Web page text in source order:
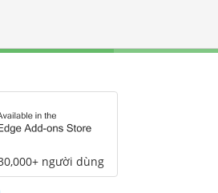
người dùng